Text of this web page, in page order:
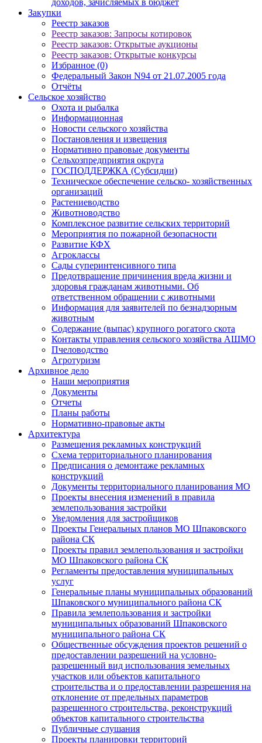
доходов, зачисляемых в бюджет
Закупки
Реестр заказов
Реестр заказов: Запросы котировок
Реестр заказов: Открытые аукционы
Реестр заказов: Открытые конкурсы
Избранное (0)
Федеральный Закон N94 от 21.07.2005 года
Отчёты
Сельское хозяйство
Охота и рыбалка
Информационная
Новости сельского хозяйства
Постановления и извещения
Нормативно правовые документы
Сельхозпредприятия округа
ГОСПОДДЕРЖКА (Субсидии)
Техническое обеспечение сельско- хозяйственных
организаций
Растениеводство
Животноводство
Комплексное развитие сельских территорий
Мероприятия по пожарной безопасности
Развитие КФХ
Агроклассы
Сады суперинтенсивного типа
Предотвращение причинения вреда жизни и
здоровья гражданам животными. Об
ответственном обращении с животными
Информация для заявителей по безнадзорным
животным
Содержание (выпас) крупного рогатого скота
Контакты управления сельского хозяйства АШМО
Пчеловодство
Агротуризм
Архивное дело
Наши мероприятия
Документы
Отчеты
Планы работы
Нормативно-правовые акты
Архитектура
Размещения рекламных конструкций
Схема территориального планирования
Предписания о демонтаже рекламных
конструкций
Документы территориального планирования МО
Проекты внесения изменений в правила
землепользования застройки
Уведомления для застройщиков
Проекты Генеральных планов МО Шпаковского
района СК
Проекты правил землепользования и застройки
МО Шпаковского района СК
Регламенты предоставления муниципальных
услуг
Генеральные планы муниципальных образований
Шпаковского муниципального района СК
Правила землепользования и застройки
муниципальных образований Шпаковского
муниципального района СК
Общественные обсуждения проектов решений о
предоставлении разрешений на условно-
разрешенный вид использования земельных
участков или объектов капитального
строительства и о предоставлении разрешения на
отклонение от предельных параметров
разрешенного строительства, реконструкций
объектов капитального строительства
Публичные слушания
Проекты планировки территорий